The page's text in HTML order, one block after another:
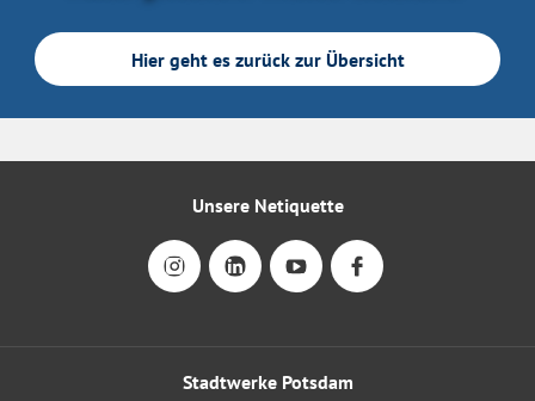
Hier geht es zurück zur Übersicht
Stadtwerke Potsdam
Unsere Netiquette